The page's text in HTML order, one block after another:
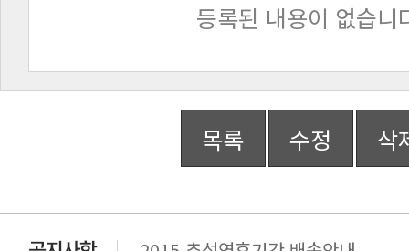
등록된 내용이 없습니
목록 수정 삭